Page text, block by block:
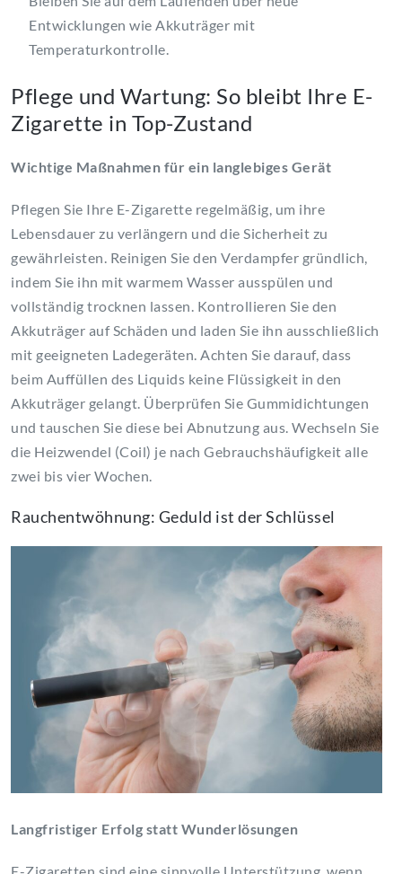
Entwicklungen wie Akkuträger mit
Temperaturkontrolle.
Pflege und Wartung: So bleibt Ihre E-
Zigarette in Top-Zustand
Wichtige Maßnahmen für ein langlebiges Gerät
Pflegen Sie Ihre E-Zigarette regelmäßig, um ihre
Lebensdauer zu verlängern und die Sicherheit zu
gewährleisten. Reinigen Sie den Verdampfer gründlich,
indem Sie ihn mit warmem Wasser ausspülen und
vollständig trocknen lassen. Kontrollieren Sie den
Akkuträger auf Schäden und laden Sie ihn ausschließlich
mit geeigneten Ladegeräten. Achten Sie darauf, dass
beim Auffüllen des Liquids keine Flüssigkeit in den
Akkuträger gelangt. Überprüfen Sie Gummidichtungen
und tauschen Sie diese bei Abnutzung aus. Wechseln Sie
die Heizwendel (Coil) je nach Gebrauchshäufigkeit alle
zwei bis vier Wochen.
Rauchentwöhnung: Geduld ist der Schlüssel
Langfristiger Erfolg statt Wunderlösungen